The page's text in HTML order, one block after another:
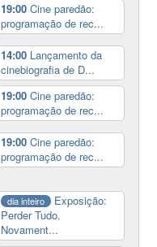
19:00Cine paredão:
programação de rec...
14:00 Lançamento da
cinebiografia de D...
19:00Cine paredão:
programação de rec...
19:00Cine paredão:
programação de rec...
dia inteiro
Exposição:
Perder Tudo.
Novament...